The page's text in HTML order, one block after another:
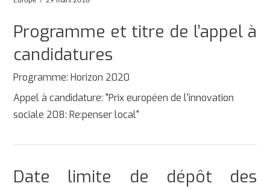
Programme et titre de l’appel à
candidatures
Programme: Horizon 2020
Appel à candidature: "Prix européen de l'innovation
sociale 208: Re:penser local"
Date limite de dépôt des